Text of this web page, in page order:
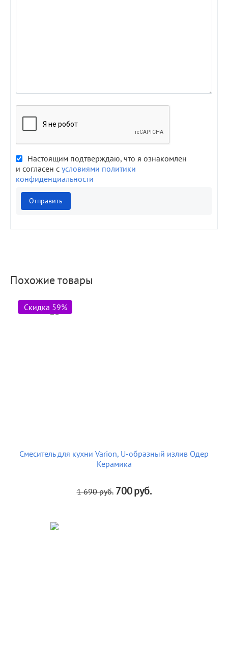
Настоящим подтверждаю, что я ознакомлен
и согласен с условиями политики
конфиденциальности
Отправить
Похожие товары
Скидка 59%
Смеситель для кухни Varion, U-образный излив Одер
Керамика
1 690 руб. 700руб.